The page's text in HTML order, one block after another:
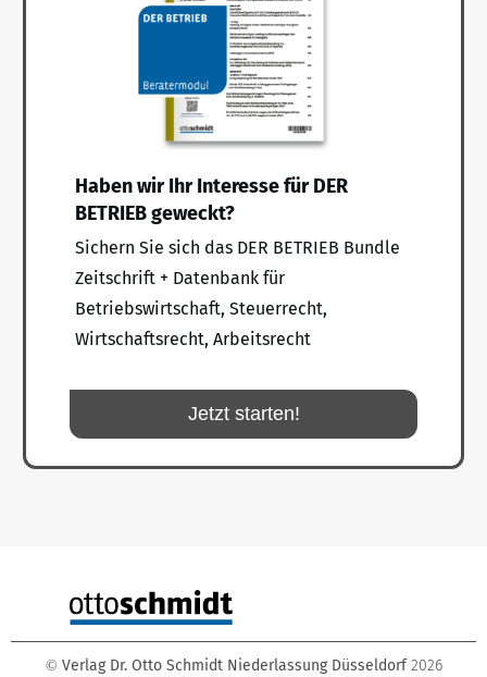
Haben wir Ihr Interesse für DER
BETRIEB geweckt?
Sichern Sie sich das DER BETRIEB Bundle
Zeitschrift + Datenbank für
Betriebswirtschaft, Steuerrecht,
Wirtschaftsrecht, Arbeitsrecht
Jetzt starten!
© Verlag Dr. Otto Schmidt Niederlassung Düsseldorf 2026